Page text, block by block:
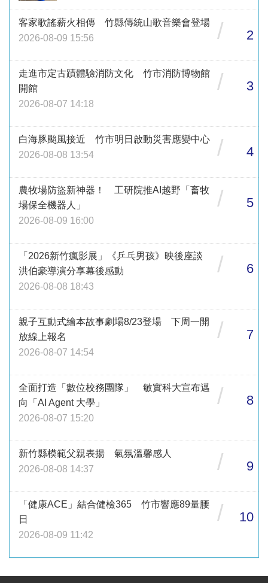
客家歌謠薪火相傳 竹縣傳統山歌音樂會登場
2026-08-09 15:56
/ 2
走進市定古蹟體驗消防文化 竹市消防博物館
開館
2026-08-07 14:18
/ 3
白海豚颱風接近 竹市明日啟動災害應變中心
2026-08-08 13:54
/ 4
農牧場防盜新神器！ 工研院推AI越野「畜牧
場保全機器人」
2026-08-09 16:00
/ 5
「2026新竹瘋影展」《乒乓男孩》映後座談
洪伯豪導演分享幕後感動
2026-08-08 18:43
/ 6
親子互動式繪本故事劇場8/23登場 下周一開
放線上報名
2026-08-07 14:54
/ 7
全面打造「數位校務團隊」 敏實科大宣布邁
向「AI Agent 大學」
2026-08-07 15:20
/ 8
新竹縣模範父親表揚 氣氛溫馨感人
2026-08-08 14:37
/ 9
「健康ACE」結合健檢365 竹市響應89量腰
日
2026-08-09 11:42
/ 10